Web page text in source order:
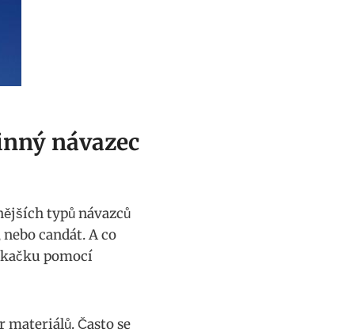
návazec
typů návazců
candát. A ⁣co
pomocí
Často se